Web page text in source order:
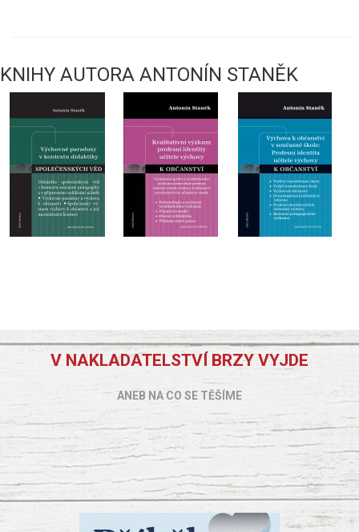
KNIHY AUTORA ANTONÍN STANĚK
V NAKLADATELSTVÍ BRZY VYJDE
ANEB NA CO SE TĚŠÍME